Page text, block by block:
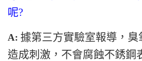
呢?
A: 據第三方實驗室報導，臭
造成刺激，不會腐蝕不銹鋼